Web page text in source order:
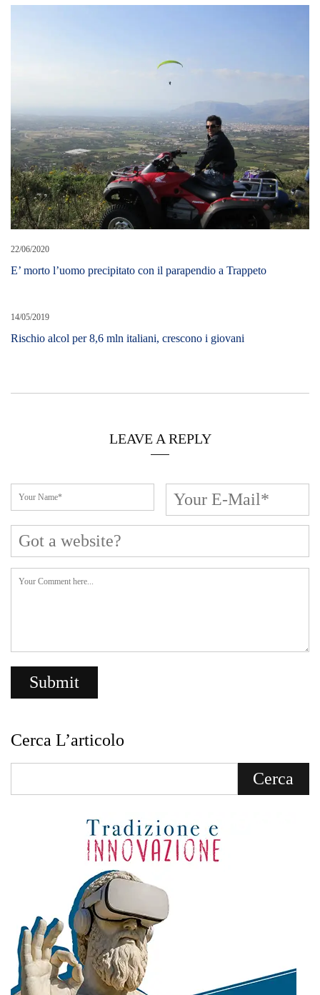
22/06/2020
E’ morto l’uomo precipitato con il parapendio a Trappeto
14/05/2019
Rischio alcol per 8,6 mln italiani, crescono i giovani
LEAVE A REPLY
Cerca L’articolo